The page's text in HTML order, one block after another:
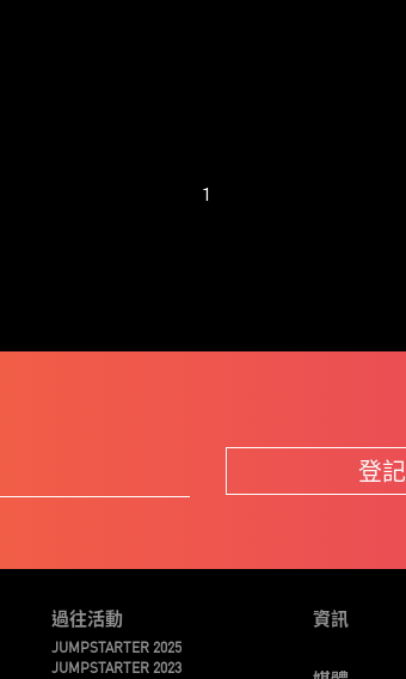
1
登記
過往活動
JUMPSTARTER 2025
JUMPSTARTER 2023
資訊